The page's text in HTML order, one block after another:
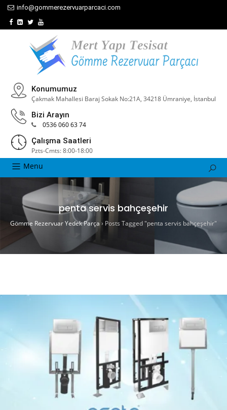
info@gommerezervuarparcaci.com
Konumumuz
Çakmak Mahallesi Baraj Sokak No:21A, 34218 Ümraniye, İstanbul
Bizi Arayın
0536 060 63 74
Çalışma Saatleri
Pzts-Cmts: 8:00-18:00
Menu
penta servis bahçeşehir
Gömme Rezervuar Yedek Parça › Posts Tagged "penta servis bahçeşehir"